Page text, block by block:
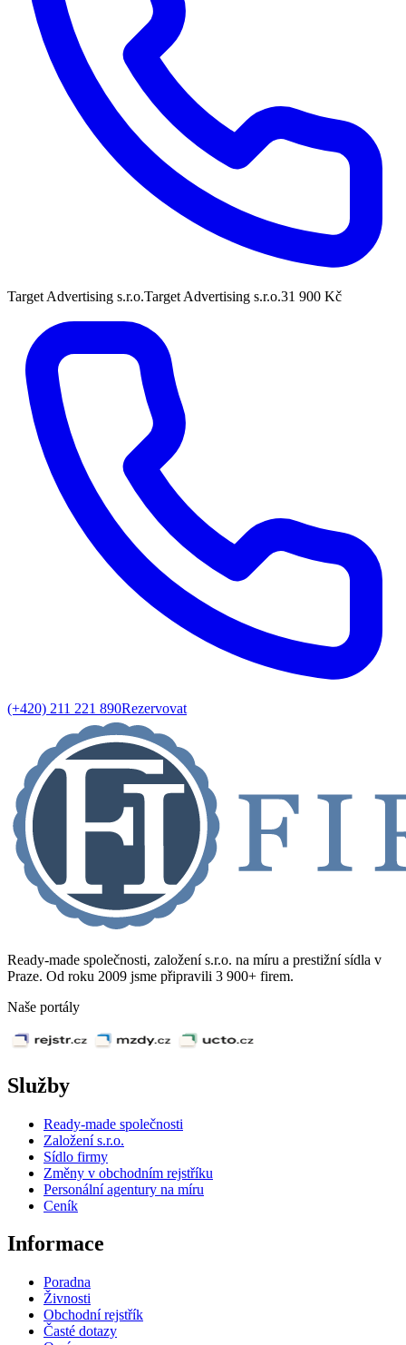
Target Advertising s.r.o.Target Advertising s.r.o.31 900 Kč
(+420) 211 221 890Rezervovat
Ready-made společnosti, založení s.r.o. na míru a prestižní sídla v
Praze. Od roku 2009 jsme připravili 3 900+ firem.
Naše portály
Služby
Ready-made společnosti
Založení s.r.o.
Sídlo firmy
Změny v obchodním rejstříku
Personální agentury na míru
Ceník
Informace
Poradna
Živnosti
Obchodní rejstřík
Časté dotazy